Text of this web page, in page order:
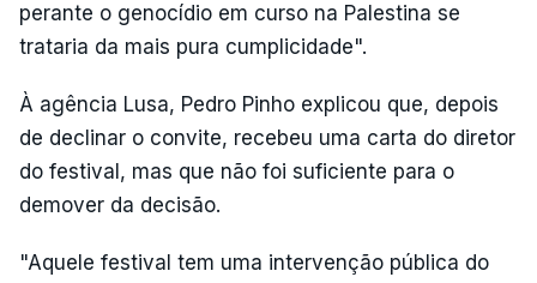
perante o genocídio em curso na Palestina se
trataria da mais pura cumplicidade".
À agência Lusa, Pedro Pinho explicou que, depois
de declinar o convite, recebeu uma carta do diretor
do festival, mas que não foi suficiente para o
demover da decisão.
"Aquele festival tem uma intervenção pública do